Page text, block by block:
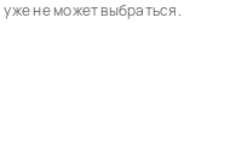
не может выбраться.